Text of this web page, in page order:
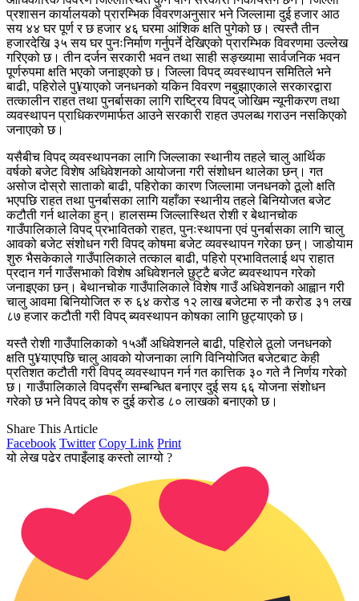
प्रशासन कार्यालयको प्रारम्भिक विवरणअनुसार भने जिल्लामा दुई हजार आठ
सय ४४ घर पूर्ण र छ हजार ४६ घरमा आंशिक क्षति पुगेको छ। त्यस्तै तीन
हजारदेखि ३५ सय घर पुनःनिर्माण गर्नुपर्ने देखिएको प्रारम्भिक विवरणमा उल्लेख
गरिएको छ। तीन दर्जन सरकारी भवन तथा साही सङ्ख्यामा सार्वजनिक भवन
पूर्णरुपमा क्षति भएको जनाइएको छ। जिल्ला विपद् व्यवस्थापन समितिले भने
बाढी, पहिरोले पु¥याएको जनधनको यकिन विवरण नबुझाएकाले सरकारद्वारा
तत्कालीन राहत तथा पुनर्बासका लागि राष्ट्रिय विपद् जोखिम न्यूनीकरण तथा
व्यवस्थापन प्राधिकरणमार्फत आउने सरकारी राहत उपलब्ध गराउन नसकिएको
जनाएको छ।
यसैबीच विपद् व्यवस्थापनका लागि जिल्लाका स्थानीय तहले चालु आर्थिक
वर्षको बजेट विशेष अधिवेशनको आयोजना गरी संशोधन थालेका छन्। गत
असोज दोस्रो साताको बाढी, पहिरोका कारण जिल्लामा जनधनको ठूलो क्षति
भएपछि राहत तथा पुनर्बासका लागि यहाँका स्थानीय तहले बिनियोजत बजेट
कटौती गर्न थालेका हुन्। हालसम्म जिल्लास्थित रोशी र बेथानचोक
गाउँपालिकाले विपद् प्रभावितको राहत, पुनःस्थापना एवं पुनर्बासका लागि चालु
आवको बजेट संशोधन गरी विपद् कोषमा बजेट व्यवस्थापन गरेका छन्। जाडोयाम
शुरु भैसकेकाले गाउँपालिकाले तत्काल बाढी, पहिरो प्रभावितलाई थप राहात
प्रदान गर्न गाउँसभाको विशेष अधिवेशनले छुट्टै बजेट ब्यवस्थापन गरेको
जनाइएका छन्। बेथानचोक गाउँपालिकाले विशेष गाउँ अधिवेशनको आह्वान गरी
चालु आवमा बिनियोजित रु रु ६४ करोड १२ लाख बजेटमा रु नौ करोड ३१ लख
८७ हजार कटौती गरी विपद् ब्यवस्थापन कोषका लागि छुट्याएको छ।
यस्तै रोशी गाउँपालिकाको १५औं अधिवेशनले बाढी, पहिरोले ठूलो जनधनको
क्षति पु¥याएपछि चालु आवको योजनाका लागि विनियोजित बजेटबाट केही
प्रतिशत कटौती गरी विपद् व्यवस्थापन गर्न गत कात्तिक ३० गते नै निर्णय गरेको
छ। गाउँपालिकाले विपद्सँग सम्बन्धित बनाएर दुई सय ६६ योजना संशोधन
गरेको छ भने विपद् कोष रु दुई करोड ८० लाखको बनाएको छ।
Share This Article
Facebook Twitter Copy Link Print
यो लेख पढेर तपाइँलाइ कस्तो लाग्यो ?